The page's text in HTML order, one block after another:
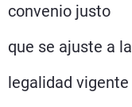
convenio justo
que se ajuste a la
legalidad vigente